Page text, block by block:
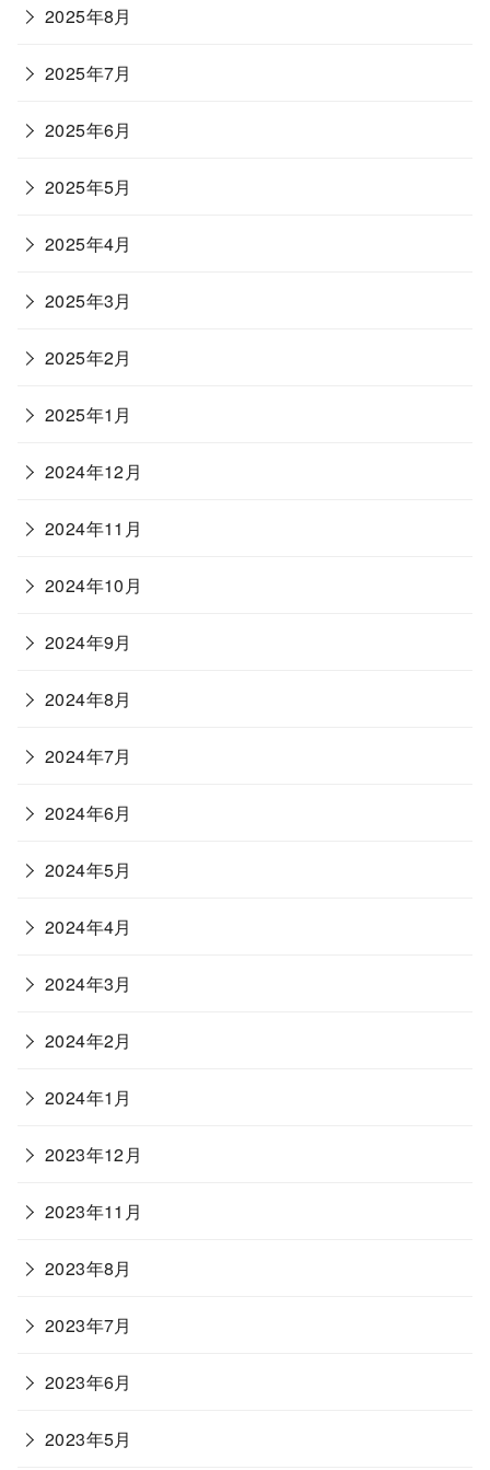
2025年8月
2025年7月
2025年6月
2025年5月
2025年4月
2025年3月
2025年2月
2025年1月
2024年12月
2024年11月
2024年10月
2024年9月
2024年8月
2024年7月
2024年6月
2024年5月
2024年4月
2024年3月
2024年2月
2024年1月
2023年12月
2023年11月
2023年8月
2023年7月
2023年6月
2023年5月